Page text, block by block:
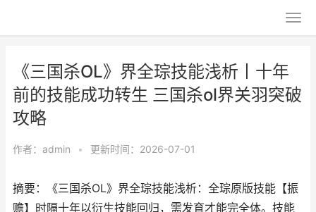
《三国杀OL》界全琮技能浅析丨十年
前的技能成功转生 三国杀ol界关羽突破
攻略
作者： admin • 更新时间：2026-07-01
摘要：《三国杀OL》界全琮技能浅析：全琮原版技能【振
赡】时隔十年以衍生技能回归，需发育才能完全体。技能